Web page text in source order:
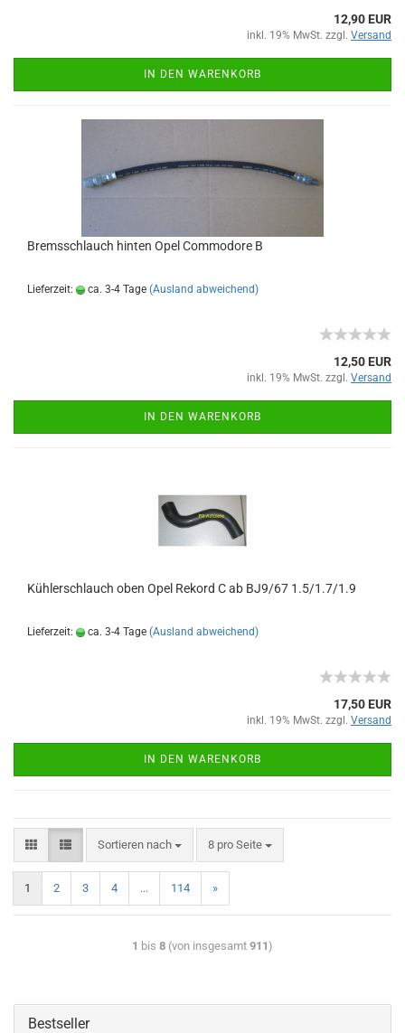
12,90 EUR
inkl. 19% MwSt. zzgl. Versand
IN DEN WARENKORB
Bremsschlauch hinten Opel Commodore B
Lieferzeit: ca. 3-4 Tage (Ausland abweichend)
12,50 EUR
inkl. 19% MwSt. zzgl. Versand
IN DEN WARENKORB
Kühlerschlauch oben Opel Rekord C ab BJ9/67 1.5/1.7/1.9
Lieferzeit: ca. 3-4 Tage (Ausland abweichend)
17,50 EUR
inkl. 19% MwSt. zzgl. Versand
IN DEN WARENKORB
Sortieren nach 8 pro Seite
1 2 3 4 ... 114 »
1 bis 8 (von insgesamt 911)
Bestseller